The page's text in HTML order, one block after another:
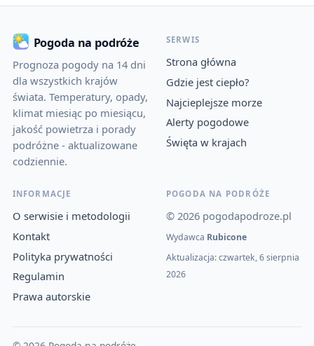
Pogoda na podróże
Prognoza pogody na 14 dni
dla wszystkich krajów
świata. Temperatury, opady,
klimat miesiąc po miesiącu,
jakość powietrza i porady
podróżne - aktualizowane
codziennie.
SERWIS
Strona główna
Gdzie jest ciepło?
Najcieplejsze morze
Alerty pogodowe
Święta w krajach
INFORMACJE
O serwisie i metodologii
Kontakt
Polityka prywatności
Regulamin
Prawa autorskie
POGODA NA PODRÓŻE
© 2026 pogodapodroze.pl
Wydawca Rubicone
Aktualizacja: czwartek, 6 sierpnia
2026